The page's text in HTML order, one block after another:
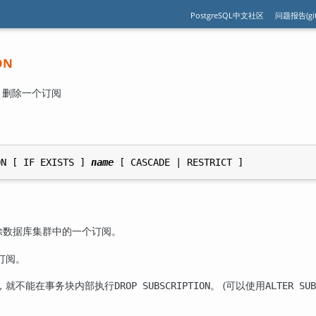
PostgreSQL中文社区 问题报告
除一个订阅
[ IF EXISTS ] name
据库集群中的一个订阅。
。
就不能在事务块内部执行DROP SUBSCRIPTION。 (可以使用ALTER